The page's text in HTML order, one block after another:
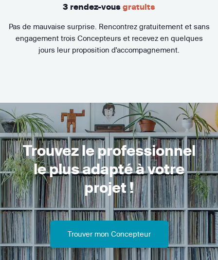
3 rendez-vous gratuits
Pas de mauvaise surprise. Rencontrez gratuitement et sans
engagement trois Concepteurs et recevez en quelques
jours leur proposition d'accompagnement.
Trouvez le professionnel
le plus adapté à votre
projet !
Trouver mon Concepteur